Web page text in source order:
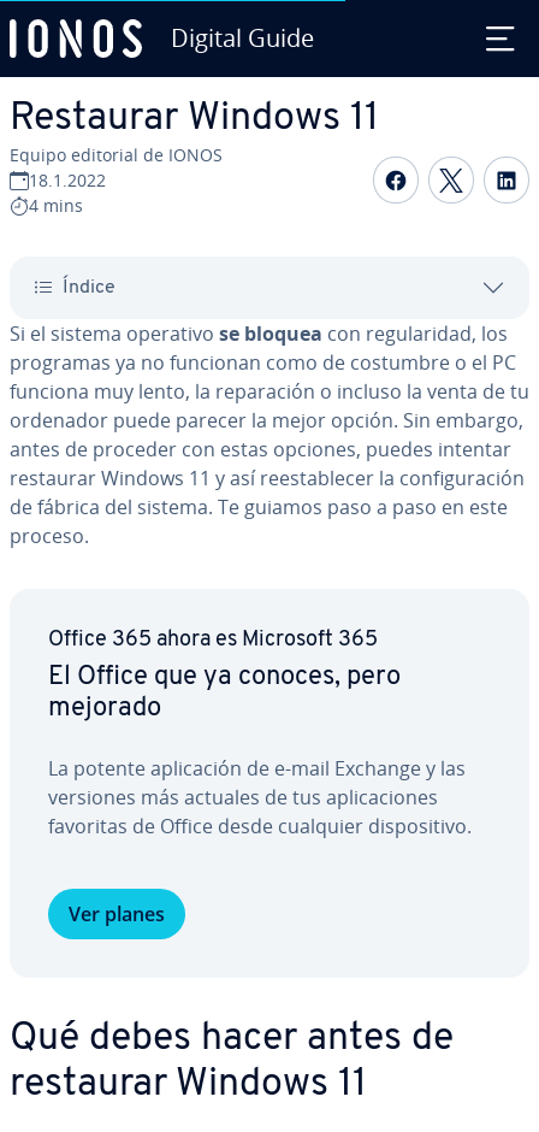
Digital Guide
Restaurar Windows 11
Equipo editorial de IONOS
18.1.2022
4 mins
Compartir
Índice
Si el sistema operativo se bloquea con re­gu­la­ri­dad, los
programas ya no funcionan como de costumbre o el PC
funciona muy lento, la re­pa­ra­ción o incluso la venta de tu
ordenador puede parecer la mejor opción. Sin embargo,
antes de proceder con estas opciones, puedes intentar
restaurar Windows 11 y así re­es­ta­ble­cer la co­n­fi­gu­ra­ción
de fábrica del sistema. Te guiamos paso a paso en este
proceso.
Office 365 ahora es Microsoft 365
El Office que ya conoces, pero
mejorado
La potente apli­ca­ción de e-mail Exchange y las
versiones más actuales de tus apli­ca­cio­nes
favoritas de Office desde cualquier di­s­po­si­ti­vo.
Ver planes
Qué debes hacer antes de
restaurar Windows 11